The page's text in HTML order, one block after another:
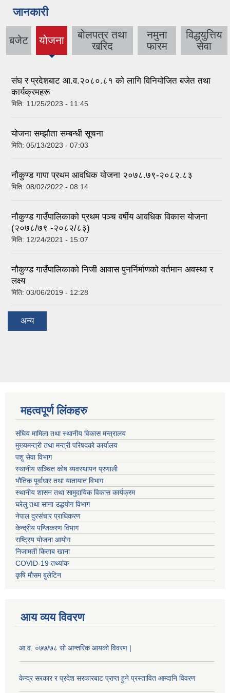
जानकारी
बजेट योजना
(active
tab)
बोलपत्र तथा
खरिद
नमुना
फारम
विद्धयुत्तिय
सेवा
संघ र प्रदेशबाट आ.व.२०८०.८१ को लागि विनियोजित बजेत तथा
कार्यक्रमहरू
मिति: 11/25/2023 - 11:45
योजना सम्झौता सम्बन्धी सूचना
मिति: 05/13/2023 - 07:03
नौकुण्ड गापा प्रथम आवधिक योजना २०७८.७९-२०८२.८३
मिति: 08/02/2022 - 08:14
नौकुण्ड गाउँपालिकाको प्रथम पञ्च वर्षीय आवधिक विकास योजना
(२०७८/७९ -२०८२/८३)
मिति: 12/24/2021 - 15:07
नौकुण्ड गाउँपालिकाको निजी आवास पुनर्निर्माणको वर्तमान अवस्था र
लक्ष्य
मिति: 03/06/2019 - 12:28
अन्य
महत्वपूर्ण लिंकहरु
संघिय मामिला तथा स्थानीय विकास मन्त्रालय
मुख्यमन्त्री तथा मन्त्री परिषदको कार्यालय
पशु सेवा विभाग
स्थानीय सञ्चित कोष ब्यवस्थापन प्रणाली
भौतिक पूर्वाधार तथा यातायात विभाग
स्थानीय शासन तथा सामुदायिक विकास कार्यक्रम
घरेलु तथा साना उद्धयोग विभाग
नेपाल दुरसंचार प्राधिकरण
केन्द्रीय पन्जिकरण विभाग
राष्ट्रिय योजना आयोग
निजामती किताब खाना
COVID-19 तथ्यांक
कृषि मौसम बुलेटिन
आय व्यय विवरण
आ.व. ०७७/७८ सो आन्तरिक आयको विवरण |
केन्द्र सरकार र प्रदेश सरकारबाट प्राप्त हुने प्रस्तावित आम्दानि विवरण